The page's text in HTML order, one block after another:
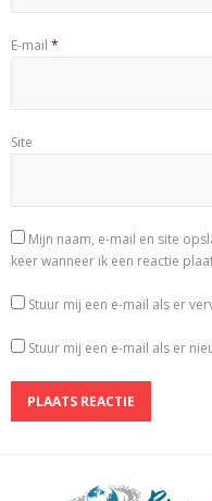
E-mail *
Site
Mijn naam, e-mail en site
keer wanneer ik een reactie
Stuur mij een e-mail als er
Stuur mij een e-mail als er